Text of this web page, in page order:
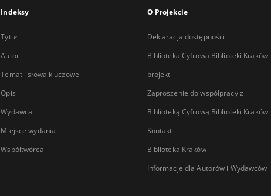
Indeksy
Tytuł
Autor
Temat i słowa kluczowe
Opis
Wydawca
Miejsce wydania
Współtwórca
O Projekcie
Deklaracja dostępności
Biblioteka Cyfrowa Biblioteki Kraków-
projekt
Zaproszenie do współpracy z
Biblioteką Cyfrową Biblioteki Kraków
Kontakt
Biblioteka Kraków
Informacje dla Autorów i Wydawców